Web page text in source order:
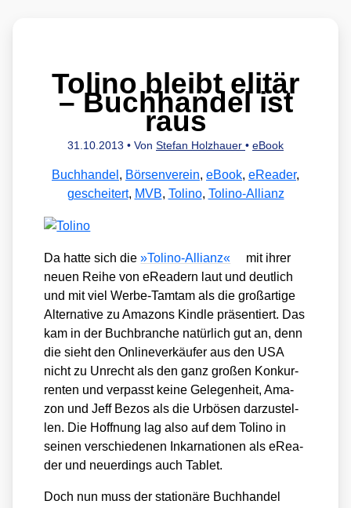
Tolino bleibt elitär
– Buchhandel ist
raus
31.10.2013 • Von Stefan Holzhauer • eBook
Buchhandel , Börsenverein, eBook, eReader,
gescheitert, MVB, Tolino, Tolino-Allianz
Da hat­te sich die»Toli­no-Alli­anz«
mit ihrer
neu­en Rei­he von eRea­dern laut und deut­lich
und mit viel Wer­be-Tam­tam als die groß­ar­ti­ge
Alter­na­ti­ve zu Ama­zons Kind­le prä­sen­tiert. Das
kam in der Buch­bran­che natür­lich gut an, denn
die sieht den Onlin­ever­käu­fer aus den USA
nicht zu Unrecht als den ganz gro­ßen Kon­kur­
ren­ten und ver­passt kei­ne Gele­gen­heit, Ama­
zon und Jeff Bezos als die Urbö­sen dar­zu­stel­
len. Die Hoff­nung lag also auf dem Toli­no in
sei­nen ver­schie­de­nen Inkar­na­tio­nen als eRea­
der und neu­er­dings auch Tablet.
Doch nun muss der sta­tio­nä­re Buch­han­del